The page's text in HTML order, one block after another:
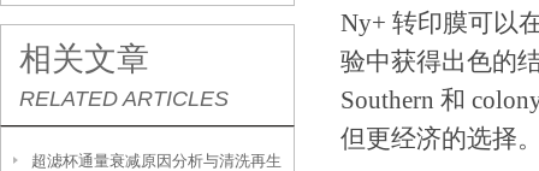
相关文章
RELATED ARTICLES
超滤杯通量衰减原因分析与清洗再生
Ny+ 转印膜可以
验中获得出色的
Southern 和
但更经济的选择